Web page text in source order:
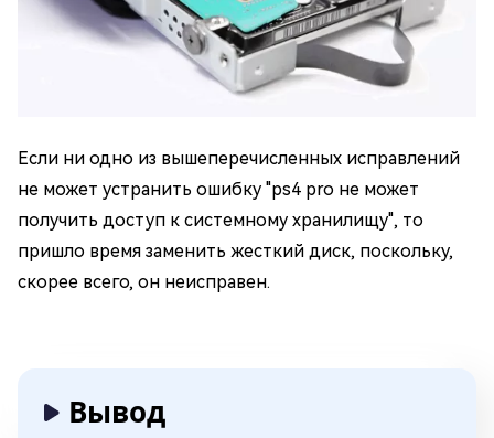
Если ни одно из вышеперечисленных исправлений
не может устранить ошибку "ps4 pro не может
получить доступ к системному хранилищу", то
пришло время заменить жесткий диск, поскольку,
скорее всего, он неисправен.
Вывод